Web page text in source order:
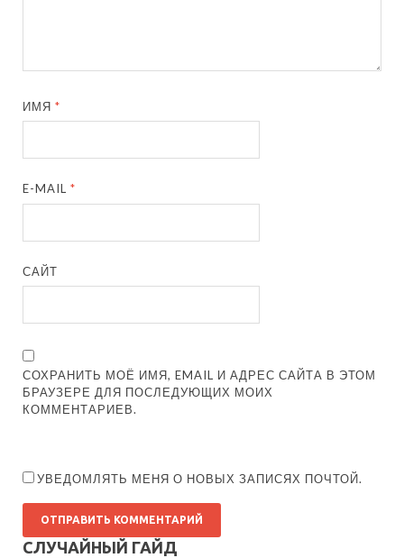
ИМЯ*
E-MAIL*
САЙТ
СОХРАНИТЬ МОЁ ИМЯ, EMAIL И АДРЕС САЙТА В ЭТОМ
БРАУЗЕРЕ ДЛЯ ПОСЛЕДУЮЩИХ МОИХ
КОММЕНТАРИЕВ.
УВЕДОМЛЯТЬ МЕНЯ О НОВЫХ ЗАПИСЯХ ПОЧТОЙ.
СЛУЧАЙНЫЙ ГАЙД